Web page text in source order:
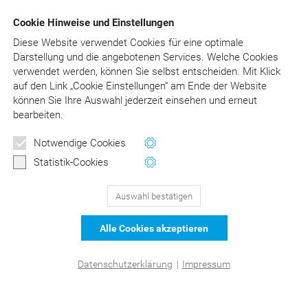
Cookie Hinweise und Einstellungen
Diese Website verwendet Cookies für eine optimale
Darstellung und die angebotenen Services. Welche Cookies
verwendet werden, können Sie selbst entscheiden. Mit Klick
aufden Link „Cookie Einstellungen“ am Ende der Website
können Sie Ihre Auswahl jederzeit einsehen und erneut
bearbeiten.
Notwendige Cookies
Statistik-Cookies
Auswahl bestätigen
Alle Cookies akzeptieren
Datenschutzerklärung | Impressum
DER Kommentar zu BEMA und
GOZ –Liebold/Raff/Wissing
Bewertungen auf ProvenExpert.com